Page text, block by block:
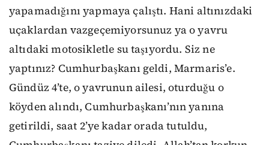
yapamadığını yapmaya çalıştı. Hani altınızdaki
uçaklardan vazgeçemiyorsunuz ya o yavru
altıdaki motosikletle su taşıyordu. Siz ne
yaptınız? Cumhurbaşkanı geldi, Marmaris’e.
Gündüz 4’te, o yavrunun ailesi, oturduğu o
köyden alındı, Cumhurbaşkanı’nın yanına
getirildi, saat 2’ye kadar orada tutuldu,